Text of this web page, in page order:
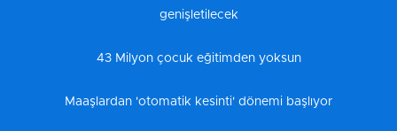
genişletilecek
43 Milyon çocuk eğitimden yoksun
Maaşlardan 'otomatik kesinti' dönemi başlıyor